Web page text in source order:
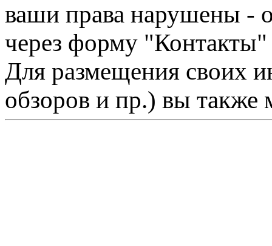
ваши права нарушены -
через форму "Контакты"
Для размещения своих
обзоров и пр.) вы также